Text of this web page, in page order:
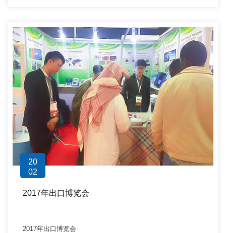
20
02
2017年出口博览会
2017年出口博览会